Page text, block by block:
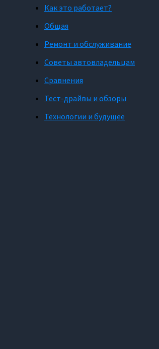
Как это работает?
Общая
Ремонт и обслуживание
Советы автовладельцам
Сравнения
Тест-драйвы и обзоры
Технологии и будущее